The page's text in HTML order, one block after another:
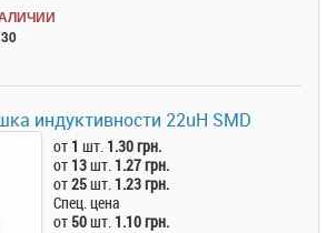
индуктивности 22uH SMD
от 1 шт. 1.30 грн.
от 13шт. 1.27 грн.
от25шт. 1.23 грн.
Спец. цена
от 50шт. 1.10 грн.